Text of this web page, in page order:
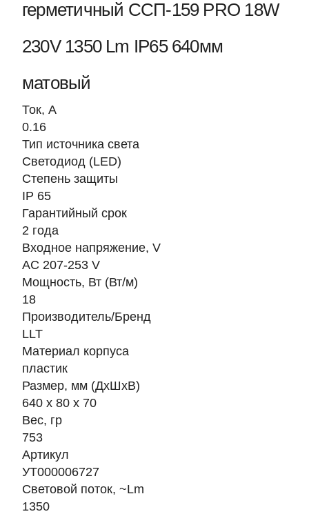
герметичный ССП-159 PRO 18W
230V 1350 Lm IP65 640мм
матовый
Ток, A
0.16
Тип источника света
Светодиод (LED)
Степень защиты
IP 65
Гарантийный срок
2 года
Входное напряжение, V
AC 207-253 V
Мощность, Вт (Вт/м)
18
Производитель/Бренд
LLT
Материал корпуса
пластик
Размер, мм (ДхШхВ)
640 x 80 x 70
Вес, гр
753
Артикул
УТ000006727
Световой поток, ~Lm
1350